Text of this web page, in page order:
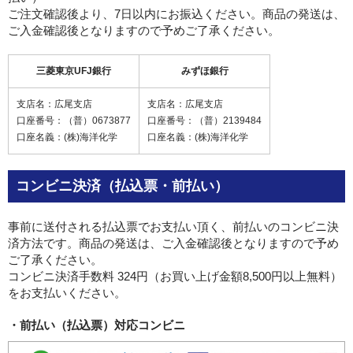
ご注文確認後より、7日以内にお振込ください。商品の発送は、
ご入金確認後となりますので予めご了承ください。
三菱東京UFJ銀行 みずほ銀行
支店名：広尾支店
口座番号：（普）0673877
口座名義：(株)海洋化学
支店名：広尾支店
口座番号：（普）2139484
口座名義：(株)海洋化学
コンビニ決済（払込票・前払い）
事前に送付される払込票でお支払い頂く、前払いのコンビニ決
済方法です。商品の発送は、ご入金確認後となりますので予め
ご了承ください。
コンビニ決済手数料 324円（お買い上げ金額8,500円以上無料）
をお支払いください。
・前払い（払込票）対応コンビニ